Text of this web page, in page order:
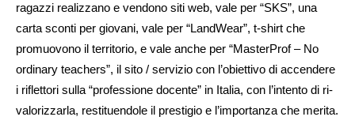
ragazzi realizzano e vendono siti web, vale per “SKS”, una
carta sconti per giovani, vale per “LandWear”, t-shirt che
promuovono il territorio, e vale anche per “MasterProf – No
ordinary teachers”, il sito / servizio con l’obiettivo di accendere
i riflettori sulla “professione docente” in Italia, con l’intento di ri-
valorizzarla, restituendole il prestigio e l’importanza che merita.